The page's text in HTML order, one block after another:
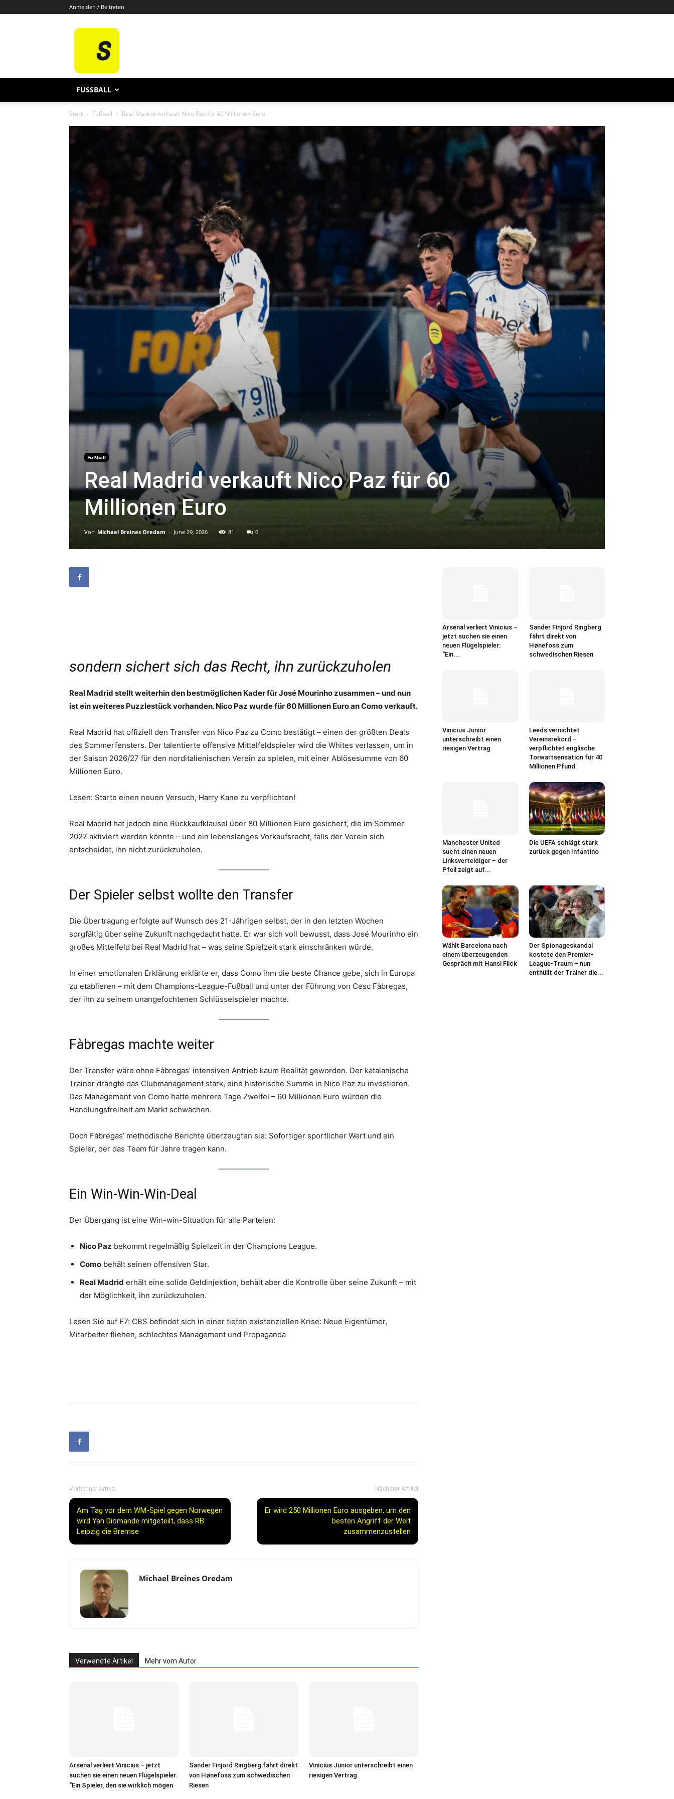
Anmelden / Beitreten
Sporten
FUSSBALL
Start Fußball Real Madrid verkauft Nico Paz für 60 Millionen Euro
Fußball
Real Madrid verkauft Nico Paz für 60
Millionen Euro
Von Michael Breines Oredam - June 29, 2026 81 0
sondern sichert sich das Recht, ihn zurückzuholen
Real Madrid stellt weiterhin den bestmöglichen Kader für José Mourinho zusammen – und nun
ist ein weiteres Puzzlestück vorhanden. Nico Paz wurde für 60 Millionen Euro an Como verkauft.
Real Madrid hat offiziell den Transfer von Nico Paz zu Como bestätigt – einen der größten Deals
des Sommerfensters. Der talentierte offensive Mittelfeldspieler wird die Whites verlassen, um in
der Saison 2026/27 für den norditalienischen Verein zu spielen, mit einer Ablösesumme von 60
Millionen Euro.
Lesen: Starte einen neuen Versuch, Harry Kane zu verpflichten!
Real Madrid hat jedoch eine Rückkaufklausel über 80 Millionen Euro gesichert, die im Sommer
2027 aktiviert werden könnte – und ein lebenslanges Vorkaufsrecht, falls der Verein sich
entscheidet, ihn nicht zurückzuholen.
Der Spieler selbst wollte den Transfer
Die Übertragung erfolgte auf Wunsch des 21-Jährigen selbst, der in den letzten Wochen
sorgfältig über seine Zukunft nachgedacht hatte. Er war sich voll bewusst, dass José Mourinho ein
großes Mittelfeld bei Real Madrid hat – was seine Spielzeit stark einschränken würde.
In einer emotionalen Erklärung erklärte er, dass Como ihm die beste Chance gebe, sich in Europa
zu etablieren – mit dem Champions-League-Fußball und unter der Führung von Cesc Fàbregas,
der ihn zu seinem unangefochtenen Schlüsselspieler machte.
Fàbregas machte weiter
Der Transfer wäre ohne Fàbregas’ intensiven Antrieb kaum Realität geworden. Der katalanische
Trainer drängte das Clubmanagement stark, eine historische Summe in Nico Paz zu investieren.
Das Management von Como hatte mehrere Tage Zweifel – 60 Millionen Euro würden die
Handlungsfreiheit am Markt schwächen.
Doch Fàbregas’ methodische Berichte überzeugten sie: Sofortiger sportlicher Wert und ein
Spieler, der das Team für Jahre tragen kann.
Ein Win-Win-Win-Deal
Der Übergang ist eine Win-win-Situation für alle Parteien:
Nico Paz bekommt regelmäßig Spielzeit in der Champions League.
Como behält seinen offensiven Star.
Real Madrid erhält eine solide Geldinjektion, behält aber die Kontrolle über seine Zukunft – mit
der Möglichkeit, ihn zurückzuholen.
Lesen Sie auf F7: CBS befindet sich in einer tiefen existenziellen Krise: Neue Eigentümer,
Mitarbeiter fliehen, schlechtes Management und Propaganda
Vorheriger Artikel
Am Tag vor dem WM-Spiel gegen Norwegen
wird Yan Diomande mitgeteilt, dass RB
Leipzig die Bremse
Nächster Artikel
Er wird 250 Millionen Euro ausgeben, um den
besten Angriff der Welt
zusammenzustellen
Michael Breines Oredam
Verwandte Artikel Mehr vom Autor
Arsenal verliert Vinicius – jetzt
suchen sie einen neuen Flügelspieler:
“Ein Spieler, den sie wirklich mögen
Sander Finjord Ringberg fährt direkt
von Hønefoss zum schwedischen
Riesen
Vinicius Junior unterschreibt einen
riesigen Vertrag
Arsenal verliert Vinicius –
jetzt suchen sie einen
neuen Flügelspieler:
“Ein...
Sander Finjord Ringberg
fährt direkt von
Hønefoss zum
schwedischen Riesen
Vinicius Junior
unterschreibt einen
riesigen Vertrag
Leeds vernichtet
Vereinsrekord –
verpflichtet englische
Torwartsensation für 40
Millionen Pfund
Manchester United
sucht einen neuen
Linksverteidiger – der
Pfeil zeigt auf...
Die UEFA schlägt stark
zurück gegen Infantino
Wählt Barcelona nach
einem überzeugenden
Gespräch mit Hansi Flick
Der Spionageskandal
kostete den Premier-
League-Traum – nun
enthüllt der Trainer die...